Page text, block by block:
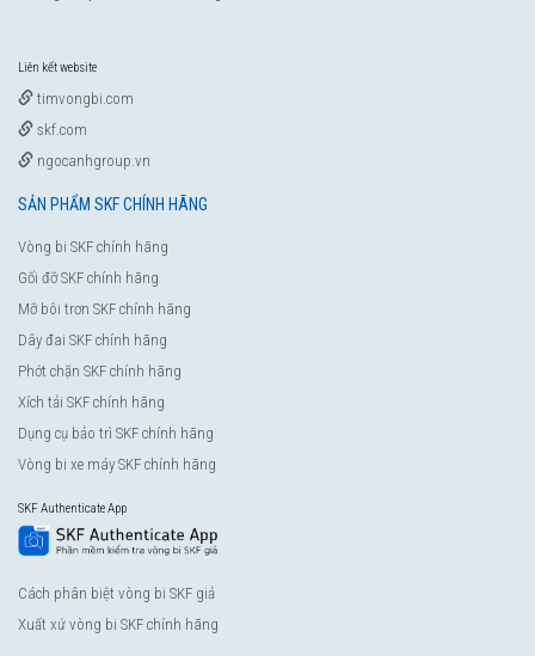
Liên kết website
timvongbi.com
skf.com
ngocanhgroup.vn
SẢN PHẨM SKF CHÍNH HÃNG
Vòng bi SKF chính hãng
Gối đỡ SKF chính hãng
Mỡ bôi trơn SKF chính hãng
Dây đai SKF chính hãng
Phớt chặn SKF chính hãng
Xích tải SKF chính hãng
Dụng cụ bảo trì SKF chính hãng
Vòng bi xe máy SKF chính hãng
SKF Authenticate App
Cách phân biệt vòng bi SKF giả
Xuất xứ vòng bi SKF chính hãng